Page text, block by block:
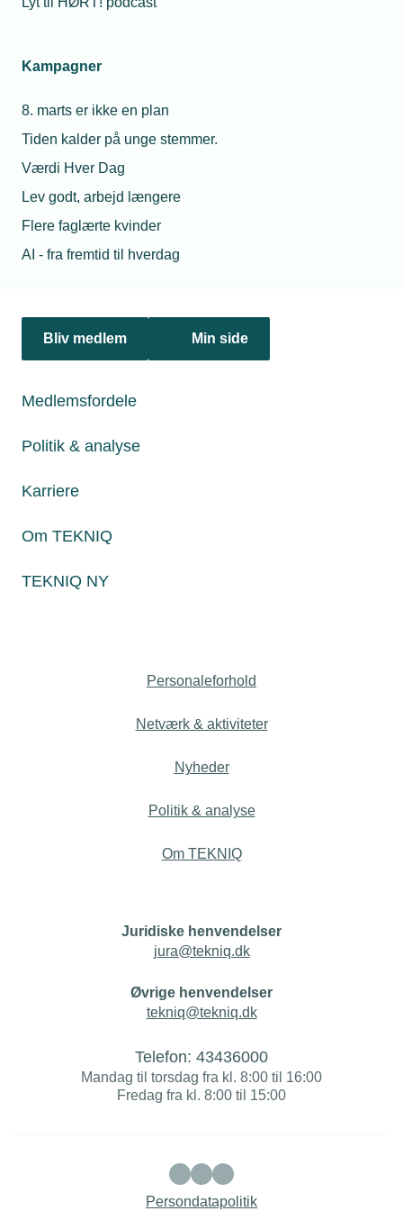
Kampagner
8. marts er ikke en plan
Tiden kalder på unge stemmer.
Værdi Hver Dag
Lev godt, arbejd længere
Flere faglærte kvinder
AI - fra fremtid til hverdag
Bliv medlem Min side
Medlemsfordele
Politik & analyse
Karriere
Om TEKNIQ
TEKNIQ NY
03. marts 2025
lys på skolerne i løbet af foråret efter en intens indsats fra
TEKNIQ og Foreningen af Ventilationsvirksomheder (FAV).
17. marts 2025
Foreningen af Ventilationsvirksomheder – FAV - tilbyder nu
ventilationsgennemføringer i brandadskillende
Personaleforhold
Netværk & aktiviteter
Nyheder
Politik & analyse
Om TEKNIQ
Juridiske henvendelser
jura@tekniq.dk
Øvrige henvendelser
tekniq@tekniq.dk
Telefon: 43436000
Mandag til torsdag fra kl. 8:00 til 16:00
Fredag fra kl. 8:00 til 15:00
Persondatapolitik